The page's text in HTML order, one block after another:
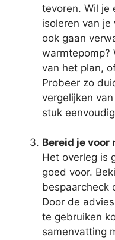
tevoren. Wil je
isoleren van
ook gaan
warmtepomp?
van het plan,
Probeer zo
vergelijken
stuk
Bereid je voor
Het overleg is
goed voor.
bespaarcheck
Door de
te gebruiken
samenvatting